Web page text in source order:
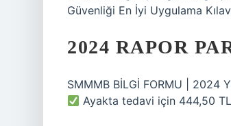
Güvenliği En İyi Uygulama
2024 RAPOR
SMMMB BİLGİ FORMU | 2024
Ayakta tedavi için 444,50 TL